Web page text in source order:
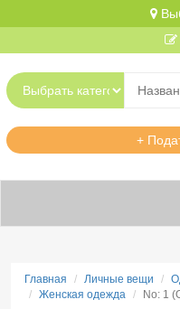
+
Главная Личные вещи
Женская одежда
​No: 1